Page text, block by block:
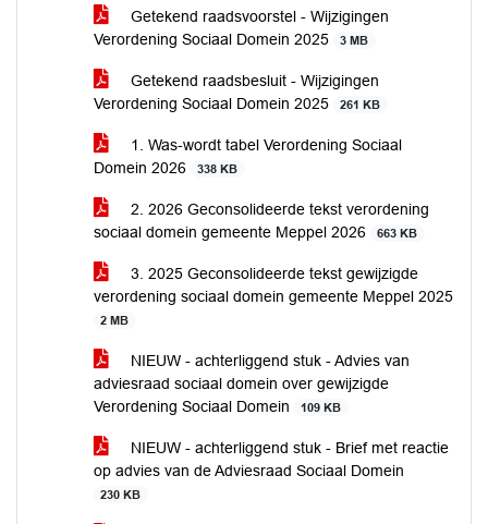
Getekend raadsvoorstel - Wijzigingen
Verordening Sociaal Domein 2025
3 MB
Getekend raadsbesluit - Wijzigingen
Verordening Sociaal Domein 2025
261 KB
1. Was-wordt tabel Verordening Sociaal
Domein 2026
338 KB
2. 2026 Geconsolideerde tekst verordening
sociaal domein gemeente Meppel 2026
663 KB
3. 2025 Geconsolideerde tekst gewijzigde
verordening sociaal domein gemeente Meppel 2025
2 MB
NIEUW - achterliggend stuk - Advies van
adviesraad sociaal domein over gewijzigde
Verordening Sociaal Domein
109 KB
NIEUW - achterliggend stuk - Brief met reactie
op advies van de Adviesraad Sociaal Domein
230 KB